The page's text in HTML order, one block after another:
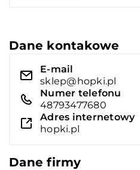
Dane kontakowe
E-mail
sklep@hopki.pl
Numer telefonu
48793477680
Adres internetowy
hopki.pl
Dane firmy